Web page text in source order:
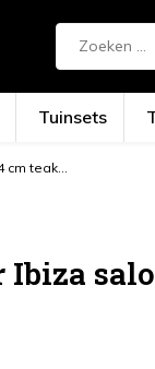
Tuinsets
cm teak...
Ibiza